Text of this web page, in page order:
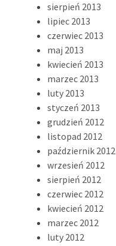
sierpień 2013
lipiec 2013
czerwiec 2013
maj 2013
kwiecień 2013
marzec 2013
luty 2013
styczeń 2013
grudzień 2012
listopad 2012
październik 2012
wrzesień 2012
sierpień 2012
czerwiec 2012
kwiecień 2012
marzec 2012
luty 2012